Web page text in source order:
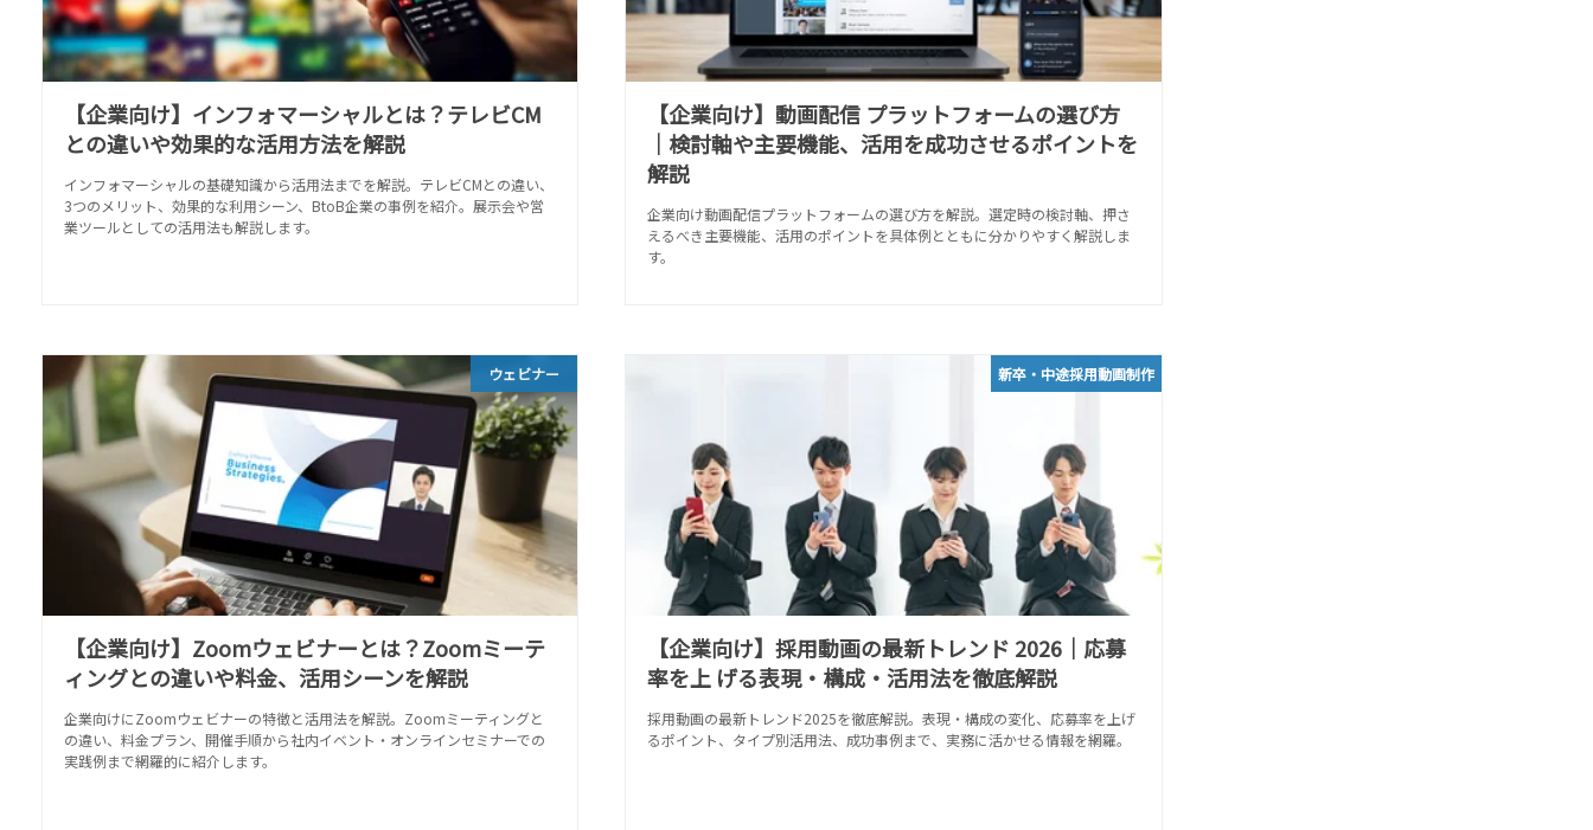
【企業向け】インフォマーシャルとは？テレビCM
との違いや効果的な活用方法を解説
インフォマーシャルの基礎知識から活用法までを解説。テレビCMとの違い、
3つのメリット、効果的な利用シーン、BtoB企業の事例を紹介。展示会や営
業ツールとしての活用法も解説します。
【企業向け】動画配信 プラットフォームの選び方
｜検討軸や主要機能、活用を成功させるポイントを
解説
企業向け動画配信プラットフォームの選び方を解説。選定時の検討軸、押さ
えるべき主要機能、活用のポイントを具体例とともに分かりやすく解説しま
す。
ウェビナー
【企業向け】Zoomウェビナーとは？Zoomミーテ
ィングとの違いや料金、活用シーンを解説
企業向けにZoomウェビナーの特徴と活用法を解説。Zoomミーティングと
の違い、料金プラン、開催手順から社内イベント・オンラインセミナーでの
実践例まで網羅的に紹介します。
新卒・中途採用動画制作
【企業向け】採用動画の最新トレンド 2026｜応募
率を上 げる表現・構成・活用法を徹底解説
採用動画の最新トレンド2025を徹底解説。表現・構成の変化、応募率を上げ
るポイント、タイプ別活用法、成功事例まで、実務に活かせる情報を網羅。